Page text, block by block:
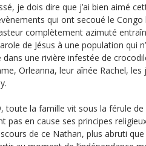
je dois dire que j’ai bien aimé
qui ont secoué le
complètement azimuté
de Jésus à une population qui
une rivière infestée de
Orleanna, leur aînée Rachel,
toute la famille vit sous la férule
pas en cause ses principes
de ce Nathan, plus abruti